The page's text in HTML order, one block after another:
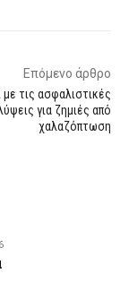
Επόμενο άρθρο
με τις ασφαλιστικές
για ζημιές από
χαλαζόπτωση